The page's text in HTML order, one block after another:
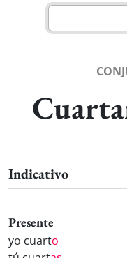
Indicativo
Presente
yo cuarto